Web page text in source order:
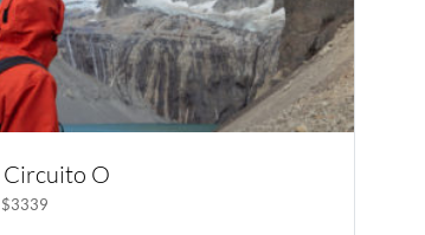
Circuito O
$3339